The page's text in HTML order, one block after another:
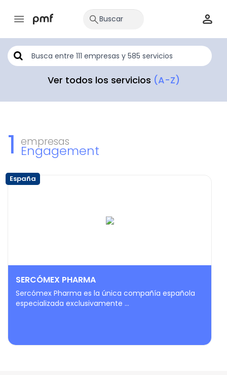
Ver todos los servicios (A-Z)
1 empresas
Engagement
España
SERCÓMEX PHARMA
Sercómex Pharma es la única compañía española
especializada exclusivamente ...